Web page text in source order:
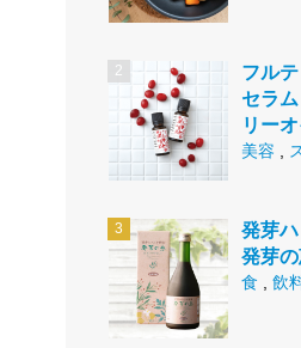
フルテ
セラ
リーオ
美容
発芽
発芽
食 飲